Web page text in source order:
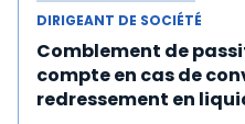
DIRIGEANT DE SOCIÉTÉ
Comblement de
compte en cas de
redressement en